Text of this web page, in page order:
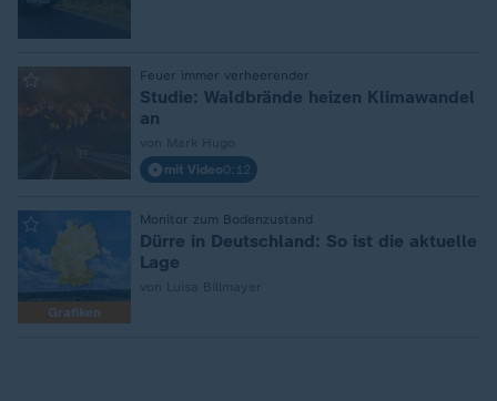
Feuer immer verheerender
Studie: Waldbrände heizen Klimawandel
an
mit Video0:12
Grafiken
Monitor zum Bodenzustand
Dürre in Deutschland: So ist die aktuelle
Lage